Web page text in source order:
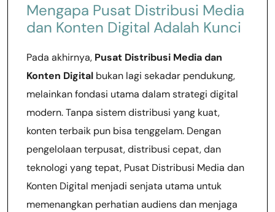
Mengapa Pusat Distribusi Media
dan Konten Digital Adalah Kunci
Pada akhirnya, Pusat Distribusi Media dan
Konten Digital bukan lagi sekadar pendukung,
melainkan fondasi utama dalam strategi digital
modern. Tanpa sistem distribusi yang kuat,
konten terbaik pun bisa tenggelam. Dengan
pengelolaan terpusat, distribusi cepat, dan
teknologi yang tepat, Pusat Distribusi Media dan
Konten Digital menjadi senjata utama untuk
memenangkan perhatian audiens dan menjaga